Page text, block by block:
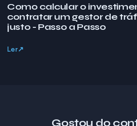
Como calcular o
contratar um gestor de
justo - Passo a Passo
Ler
Gostou do